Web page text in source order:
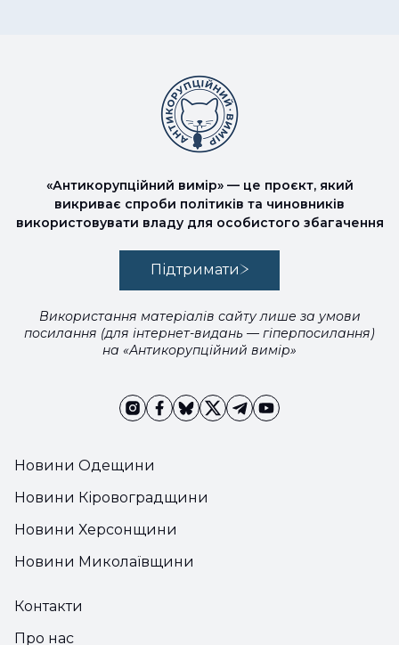
Новини Одещини
Новини Кіровоградщини
Новини Херсонщини
Новини Миколаївщини
«Антикорупційний вимір» — це проєкт, який
викриває спроби політиків та чиновників
використовувати владу для особистого збагачення
Підтримати
Використання матеріалів сайту лише за умови
посилання (для інтернет-видань — гіперпосилання)
на «Антикорупційний вимір»
Контакти
Про нас